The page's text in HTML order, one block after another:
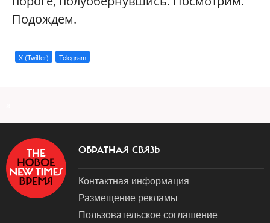
Подождем.
X (Twitter) Telegram
ОБРАТНАЯ СВЯЗЬ
Контактная информация
Размещение рекламы
Пользовательское соглашение